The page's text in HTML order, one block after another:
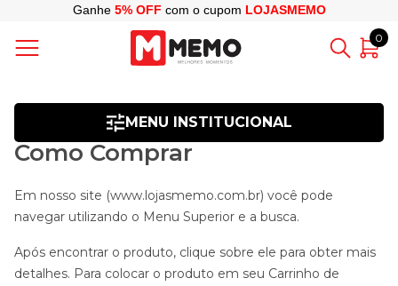
Ganhe 5% OFF com o cupom LOJASMEMO
0
MENU INSTITUCIONAL
Como Comprar
Em nosso site (www.lojasmemo.com.br) você pode
navegar utilizando o Menu Superior e a busca.
Após encontrar o produto, clique sobre ele para obter mais
detalhes. Para colocar o produto em seu Carrinho de